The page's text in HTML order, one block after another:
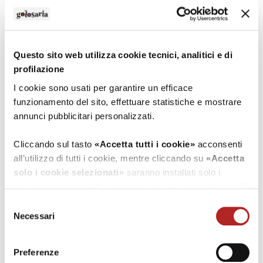
Questo sito web utilizza cookie tecnici, analitici e di
profilazione
I cookie sono usati per garantire un efficace
funzionamento del sito, effettuare statistiche e mostrare
annunci pubblicitari personalizzati.
Cliccando sul tasto «Accetta tutti i cookie» acconsenti
all’utilizzo di tutti i cookie, mentre cliccando su «Accetta
solo i cookie selezionati» saranno installati solo i
su“Rifiuta i cookie”
, verranno installati solo i cookie
Cliccando su
puoi vedere nel dettaglio
delNecessari
Preferenze
Leaflet| © OpenStreetMap